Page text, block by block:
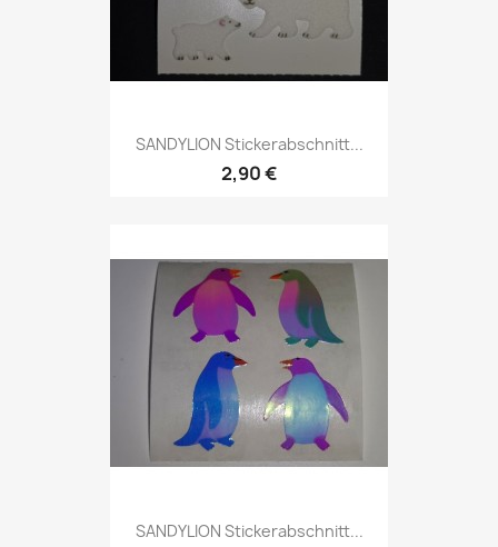
SANDYLION Stickerabschnitt...
2,90 €
SANDYLION Stickerabschnitt...